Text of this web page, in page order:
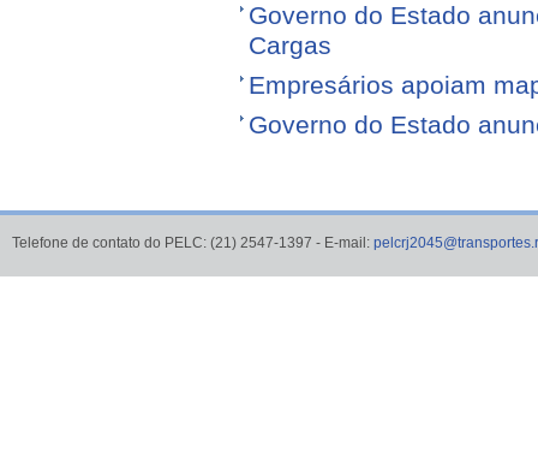
Governo do Estado
Cargas
Empresários apoiam
Governo do Estado
Telefone de contato do PELC: (21) 2547-1397 - E-mail: